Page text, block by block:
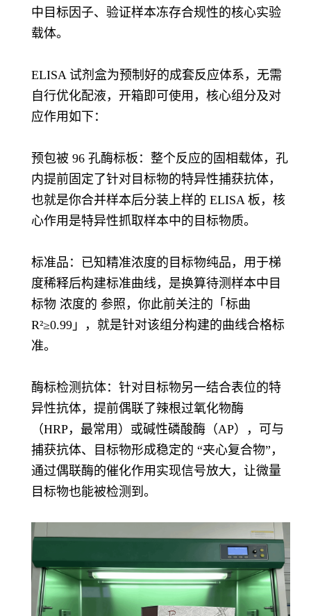
中目标因子、验证样本冻存合规性的核心实验
载体。
ELISA 试剂盒为预制好的成套反应体系，无需
自行优化配液，开箱即可使用，核心组分及对
应作用如下：
预包被 96 孔酶标板：整个反应的固相载体，孔
内提前固定了针对目标物的特异性捕获抗体，
也就是你合并样本后分装上样的 ELISA 板，核
心作用是特异性抓取样本中的目标物质。
标准品：已知精准浓度的目标物纯品，用于梯
度稀释后构建标准曲线，是换算待测样本中目
标物 浓度的 参照，你此前关注的「标曲
R²≥0.99」，就是针对该组分构建的曲线合格标
准。
酶标检测抗体：针对目标物另一结合表位的特
异性抗体，提前偶联了辣根过氧化物酶
（HRP，最常用）或碱性磷酸酶（AP），可与
捕获抗体、目标物形成稳定的 “夹心复合物”，
通过偶联酶的催化作用实现信号放大，让微量
目标物也能被检测到。